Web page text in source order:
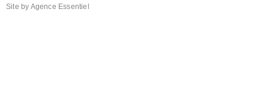
Site by Agence Essentiel